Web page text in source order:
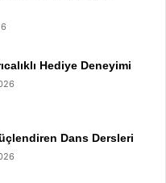
Hediye Deneyimi
Dans Dersleri